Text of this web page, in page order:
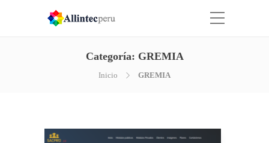
Categoría: GREMIA
Inicio GREMIA